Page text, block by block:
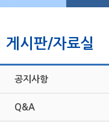
게시판/자료실
공지사항
Q&A